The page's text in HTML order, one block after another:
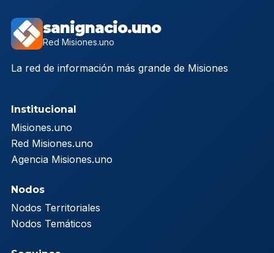
sanignacio.uno
Red Misiones.uno
La red de información más grande de Misiones
Institucional
Misiones.uno
Red Misiones.uno
Agencia Misiones.uno
Nodos
Nodos Territoriales
Nodos Temáticos